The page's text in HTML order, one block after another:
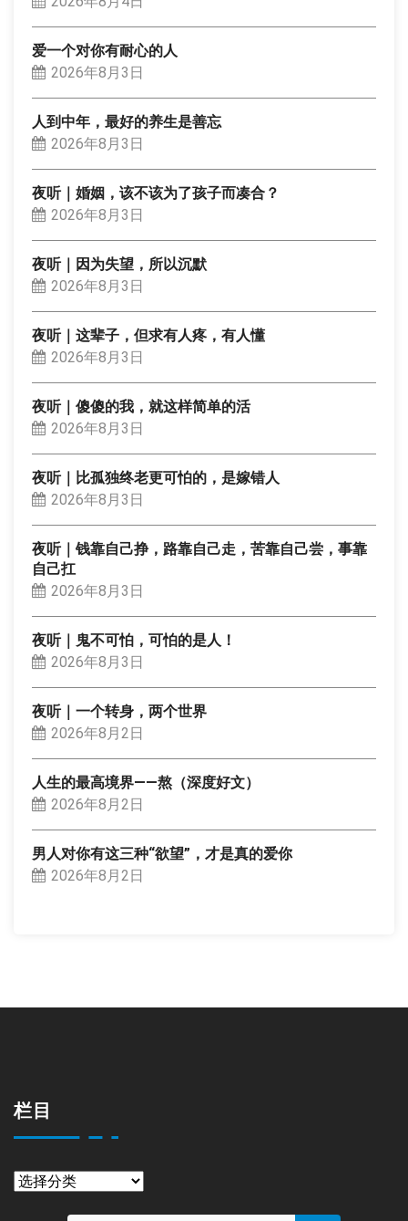
爱一个对你有耐心的人
2026年8月3日
人到中年，最好的养生是善忘
2026年8月3日
夜听｜婚姻，该不该为了孩子而凑合？
2026年8月3日
夜听｜因为失望，所以沉默
2026年8月3日
夜听｜这辈子，但求有人疼，有人懂
2026年8月3日
夜听｜傻傻的我，就这样简单的活
2026年8月3日
夜听｜比孤独终老更可怕的，是嫁错人
2026年8月3日
夜听｜钱靠自己挣，路靠自己走，苦靠自己尝，事靠
自己扛
2026年8月3日
夜听｜鬼不可怕，可怕的是人！
2026年8月3日
夜听｜一个转身，两个世界
2026年8月2日
人生的最高境界——熬（深度好文）
2026年8月2日
男人对你有这三种“欲望”，才是真的爱你
2026年8月2日
栏目
栏